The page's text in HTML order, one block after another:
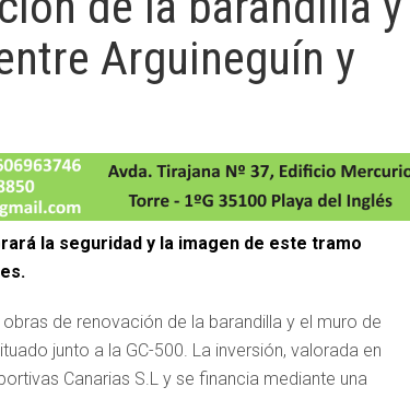
Arguineguín y
la seguridad y la imagen de este tramo
de renovación de la barandilla y el muro de
junto a la GC-500. La inversión, valorada en
Canarias S.L y se financia mediante una